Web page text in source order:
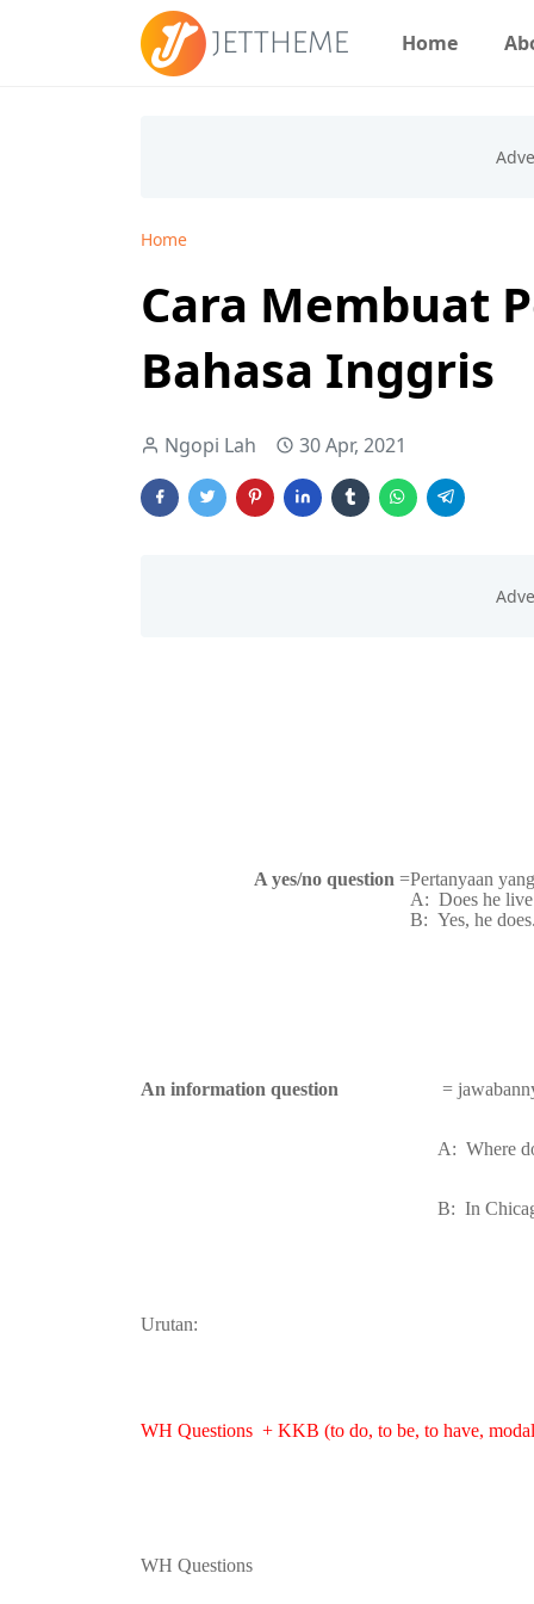
Home
Home
Cara Membuat
Bahasa Inggris
Ngopi Lah 30 Apr, 2021
A yes/no question =Pertanyaan
A: Does he
B: Yes, he
An information question =
A: Where
B: In
Urutan:
WH Questions + KKB (to do, to be, to have,
WH Questions